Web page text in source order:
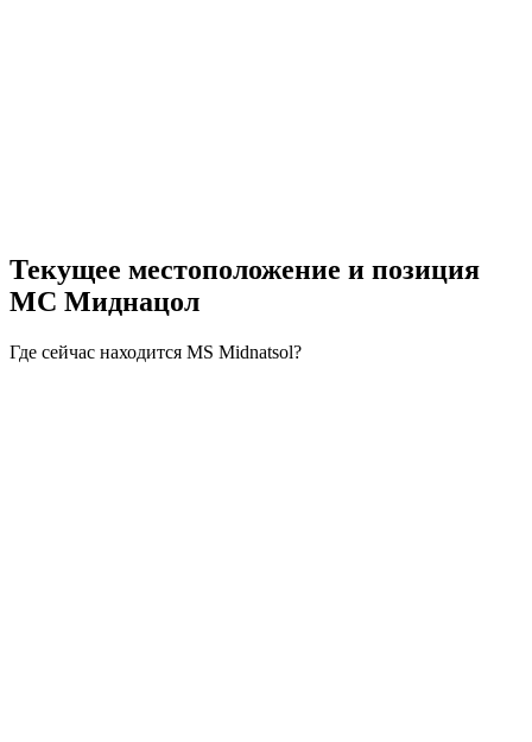
Текущее местоположение и позиция
МС Миднацол
Где сейчас находится MS Midnatsol?